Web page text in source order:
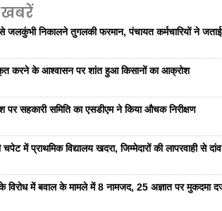
खबरें
से जलकुंभी निकालने तुगलकी फरमान, पंचायत कर्मचारियों ने
करने के आश्वासन पर शांत हुआ किसानों का आक्रोश
पर सहकारी समिति का एसडीएम ने किया औचक निरीक्षण
में प्राथमिक विद्यालय खदरा, जिम्मेदारों की लापरवाही से
में बवाल के मामले में 8 नामजद, 25 अज्ञात पर मुकदमा